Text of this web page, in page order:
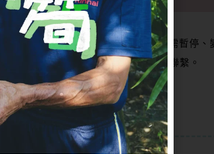
後取消或跳過（一次中斷）。若您需暫停、
箱或是來電（03-9566880）與我們聯繫。